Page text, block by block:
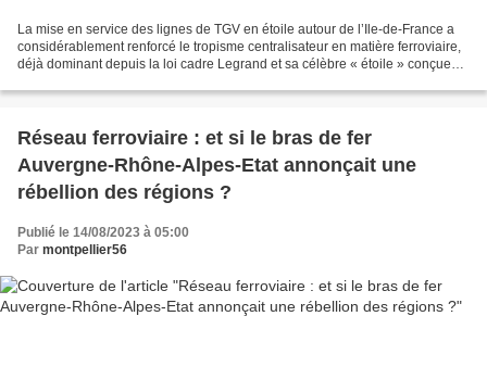
La mise en service des lignes de TGV en étoile autour de l’Ile-de-France a
considérablement renforcé le tropisme centralisateur en matière ferroviaire,
déjà dominant depuis la loi cadre Legrand et sa célèbre « étoile » conçues
Réseau ferroviaire : et si le bras de fer
Auvergne-Rhône-Alpes-Etat annonçait une
rébellion des régions ?
Publié le 14/08/2023 à 05:00
Par montpellier56